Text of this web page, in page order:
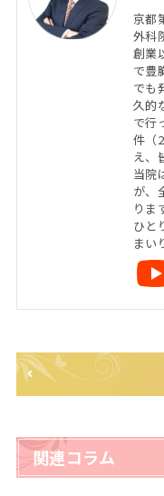
京都
外科
創業
で豊
でも
久的
で行
件（
え、
当院
が、
りま
ひと
まい
関連コラム